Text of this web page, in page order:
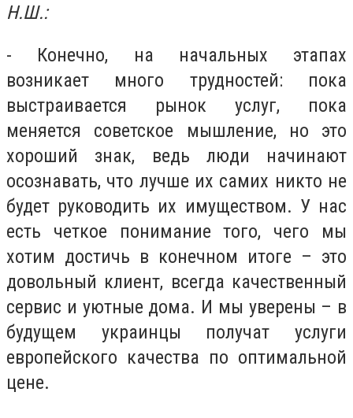
Н.Ш.:
- Конечно, на начальных этапах
возникает много трудностей: пока
выстраивается рынок услуг, пока
меняется советское мышление, но это
хороший знак, ведь люди начинают
осознавать, что лучше их самих никто не
будет руководить их имуществом. У нас
есть четкое понимание того, чего мы
хотим достичь в конечном итоге – это
довольный клиент, всегда качественный
сервис и уютные дома. И мы уверены – в
будущем украинцы получат услуги
европейского качества по оптимальной
цене.